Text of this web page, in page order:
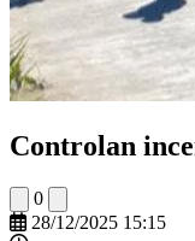
Controlan
0
28/12/2025 15:15